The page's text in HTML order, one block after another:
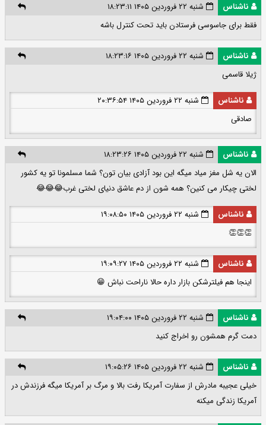
ناشناس
شنبه ۲۲ فروردین ۱۴۰۵ ۱۸:۲۳:۱۱
فقط برای جاسوسی فرستادن باید تحت کنترل باشه
ناشناس
شنبه ۲۲ فروردین ۱۴۰۵ ۱۸:۲۳:۱۶
ژیلا قاسمی
ناشناس
شنبه ۲۲ فروردین ۱۴۰۵ ۲۰:۳۶:۵۴
صادقی
ناشناس
شنبه ۲۲ فروردین ۱۴۰۵ ۱۸:۲۳:۲۶
الان یه شل مغز میاد میگه این بود آزادی بیان تون؟ شما مسلمونا تو یه کشور
لختی چیکار می کنین؟ همه شون از دم عاشق دنیای لختی غرب😂😂😂
ناشناس
شنبه ۲۲ فروردین ۱۴۰۵ ۱۹:۰۸:۵۰
👏👏👏
ناشناس
شنبه ۲۲ فروردین ۱۴۰۵ ۱۹:۰۹:۲۷
اینجا هم فیلترشکن بازار داره حالا ناراحت نباش 😁
ناشناس
شنبه ۲۲ فروردین ۱۴۰۵ ۱۹:۰۴:۰۰
دمت گرم همشون رو اخراج کنید
ناشناس
شنبه ۲۲ فروردین ۱۴۰۵ ۱۹:۰۵:۲۶
خیلی عجیبه مادرش از سفارت آمریکا رفت بالا و مرگ بر آمریکا میگه فرزندش در
آمریکا زندگی میکنه